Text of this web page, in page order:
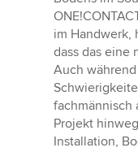
im Handwerk,
dass das eine
Auch
fachmännisch
Projekt
Installation,